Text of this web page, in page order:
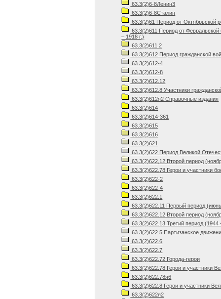
63.3(2)6-8Ленин3
63.3(2)6-8Сталин
63.3(2)61 Период от Октябрьской
63.3(2)611 Период от
– 1918 г.)
63.3(2)611.2
63.3(2)612 Период гражданской
63.3(2)612-4
63.3(2)612-8
63.3(2)612.12
63.3(2)612.8 Участники
63.3(2)612я2 Справочные издания
63.3(2)614
63.3(2)614-361
63.3(2)615
63.3(2)616
63.3(2)621
63.3(2)622 Период Великой
63.3(2)622,12 Второй период
63.3(2)622,78 Герои и участники
63.3(2)622-2
63.3(2)622-4
63.3(2)622.1
63.3(2)622.11 Первый период
63.3(2)622.12 Второй период
63.3(2)622.13 Третий период (1944
63.3(2)622.5 Партизанское
63.3(2)622.6
63.3(2)622.7
63.3(2)622.72 Города-герои
63.3(2)622.78 Герои и участники
63.3(2)622.78я6
63.3(2)622.8 Герои и участники
63.3(2)622я2